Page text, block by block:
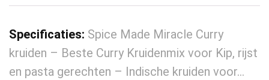
Specificaties: Spice Made Miracle Curry
kruiden – Beste Curry Kruidenmix voor Kip, rijst
en pasta gerechten – Indische kruiden voor…